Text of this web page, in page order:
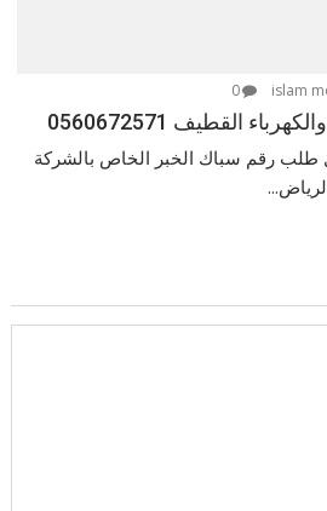
0
القطيف 0560672571
طلب رقم سباك الخبر الخاص بالشركة